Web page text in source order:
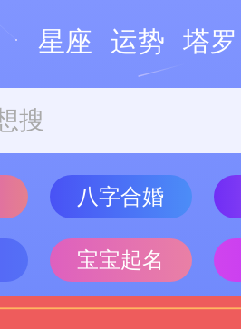
星座 运势 塔罗
八字合婚
宝宝起名